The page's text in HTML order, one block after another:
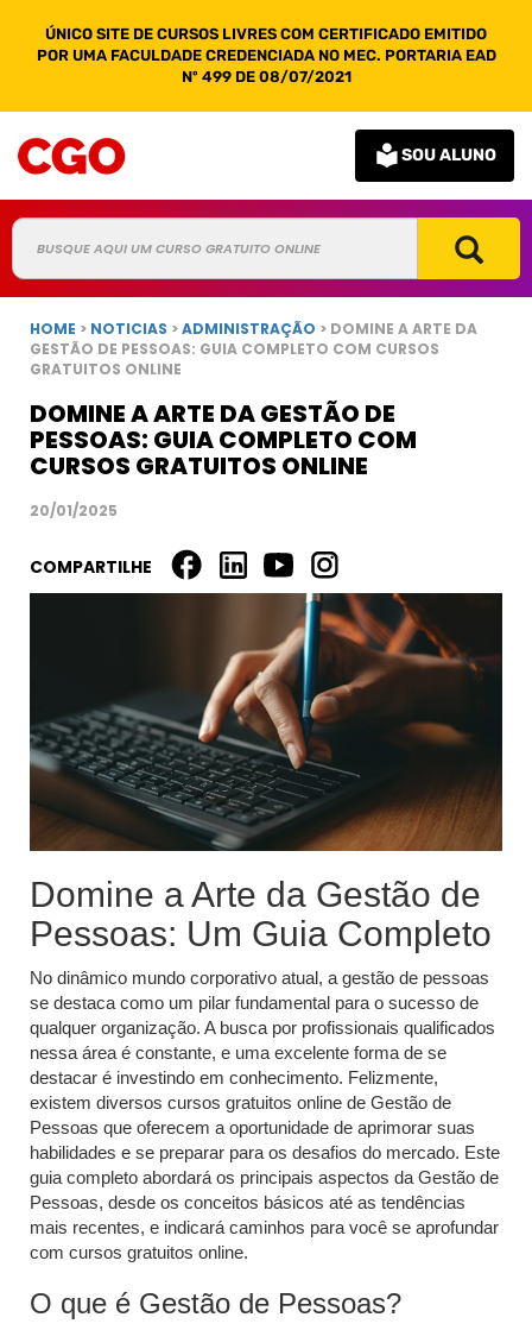
ÚNICO SITE DE CURSOS LIVRES COM CERTIFICADO EMITIDO
POR UMA FACULDADE CREDENCIADA NO MEC. PORTARIA EAD
Nº 499 DE 08/07/2021
SOU ALUNO
HOME > NOTICIAS >ADMINISTRAÇÃO > DOMINE A ARTE DA
GESTÃO DE PESSOAS: GUIA COMPLETO COM CURSOS
GRATUITOS ONLINE
DOMINE A ARTE DA GESTÃO DE
PESSOAS: GUIA COMPLETO COM
CURSOS GRATUITOS ONLINE
20/01/2025
COMPARTILHE
Domine a Arte da Gestão de
Pessoas: Um Guia Completo
No dinâmico mundo corporativo atual, a gestão de pessoas
se destaca como um pilar fundamental para o sucesso de
qualquer organização. A busca por profissionais qualificados
nessa área é constante, e uma excelente forma de se
destacar é investindo em conhecimento. Felizmente,
existem diversos cursos gratuitos online de Gestão de
Pessoas que oferecem a oportunidade de aprimorar suas
habilidades e se preparar para os desafios do mercado. Este
guia completo abordará os principais aspectos da Gestão de
Pessoas, desde os conceitos básicos até as tendências
mais recentes, e indicará caminhos para você se aprofundar
com cursos gratuitos online.
O que é Gestão de Pessoas?